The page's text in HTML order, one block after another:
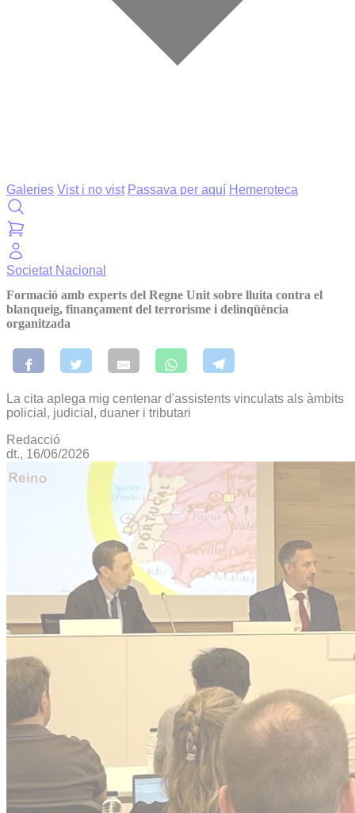
Galeries Vist i no vist Passava per aquí Hemeroteca
Societat Nacional
Formació amb experts del Regne Unit sobre lluita contra el
blanqueig, finançament del terrorisme i delinqüència
organitzada
La cita aplega mig centenar d'assistents vinculats als àmbits
policial, judicial, duaner i tributari
Redacció
dt., 16/06/2026